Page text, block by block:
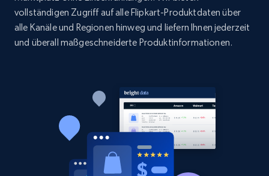
URL, Product id, Listing inventory id, Title, Rating,
Reviews count shop, Reviews count item, Initial
price, and more.
322+ Jetzt anfangen
vollständigen Zugriff auf alle Flipkart-Produktdaten über
alle Kanäle und Regionen hinweg und liefern Ihnen jederzeit
und überall maßgeschneiderte Produktinformationen.